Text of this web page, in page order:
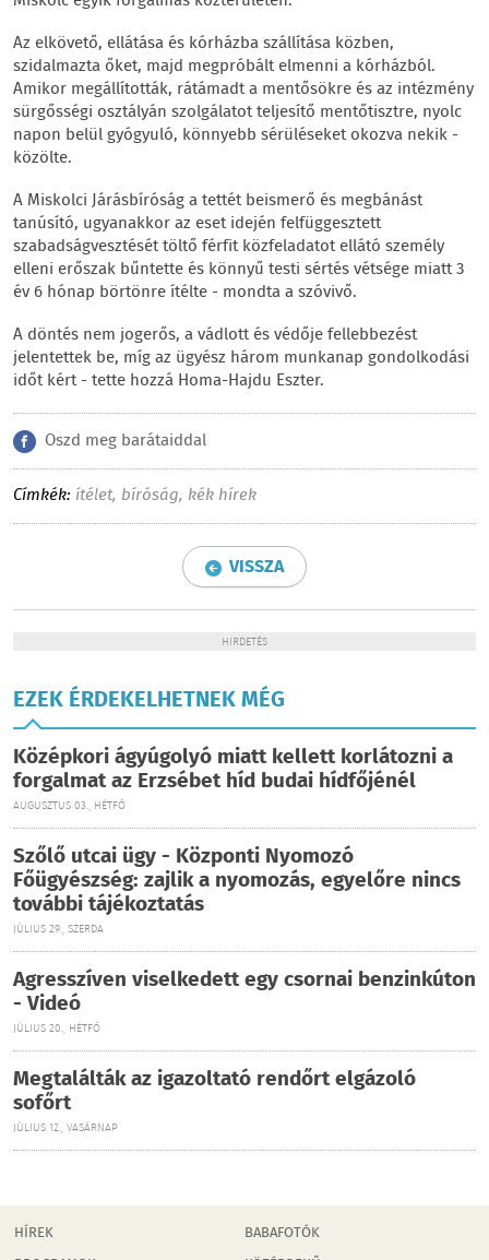
Az elkövető, ellátása és kórházba szállítása közben,
szidalmazta őket, majd megpróbált elmenni a kórházból.
Amikor megállították, rátámadt a mentősökre és az intézmény
sürgősségi osztályán szolgálatot teljesítő mentőtisztre, nyolc
napon belül gyógyuló, könnyebb sérüléseket okozva nekik -
közölte.
A Miskolci Járásbíróság a tettét beismerő és megbánást
tanúsító, ugyanakkor az eset idején felfüggesztett
szabadságvesztését töltő férfit közfeladatot ellátó személy
elleni erőszak bűntette és könnyű testi sértés vétsége miatt 3
év 6 hónap börtönre ítélte - mondta a szóvivő.
A döntés nem jogerős, a vádlott és védője fellebbezést
jelentettek be, míg az ügyész három munkanap gondolkodási
időt kért - tette hozzá Homa-Hajdu Eszter.
Oszd meg barátaiddal
Címkék: ítélet, bíróság, kék hírek
VISSZA
HIRDETÉS
EZEK ÉRDEKELHETNEK MÉG
Középkori ágyúgolyó miatt kellett korlátozni a
forgalmat az Erzsébet híd budai hídfőjénél
AUGUSZTUS 03., HÉTFŐ
Szőlő utcai ügy - Központi Nyomozó
Főügyészség: zajlik a nyomozás, egyelőre nincs
további tájékoztatás
JÚLIUS 29., SZERDA
Agresszíven viselkedett egy csornai benzinkúton
- Videó
JÚLIUS 20., HÉTFŐ
Megtalálták az igazoltató rendőrt elgázoló
sofőrt
JÚLIUS 12., VASÁRNAP
HÍREK
BABAFOTÓK